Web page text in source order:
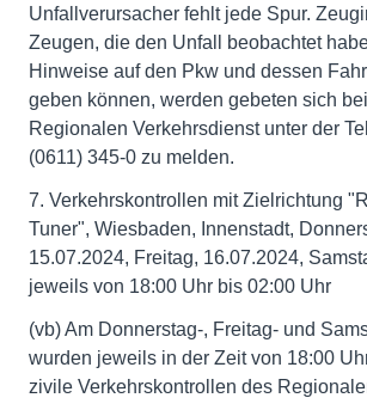
Unfallverursacher fehlt jede Spur.
Zeugen, die den Unfall beobachtet
Hinweise auf den Pkw und dessen
geben können, werden gebeten sich
Regionalen Verkehrsdienst unter der
(0611) 345-0 zu melden.
7. Verkehrskontrollen mit Zielrichtung
Tuner", Wiesbaden, Innenstadt,
15.07.2024, Freitag, 16.07.2024,
jeweils von 18:00 Uhr bis 02:00 Uhr
(vb) Am Donnerstag-, Freitag- und
wurden jeweils in der Zeit von 18:00
zivile Verkehrskontrollen des